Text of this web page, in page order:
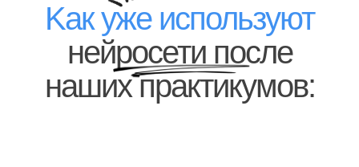
Kак уже используют
нейросети после
наших практикумов: